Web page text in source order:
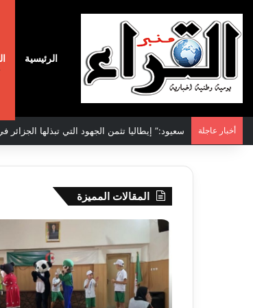
الرئيسية
أخبار عاجلة الاتفاقية الأممية بشأن تغير المناخ :الجزائر تودع
المقالات المميزة
جيجل:
انطلاق
المخيم
لفائدة